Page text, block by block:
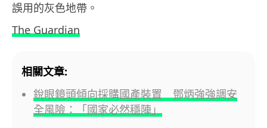
誤用的灰色地帶。
The Guardian
相關文章:
銳眼鏡頭傾向採購國產裝置 鄧炳強強調安
全風險：「國家必然穩陣」